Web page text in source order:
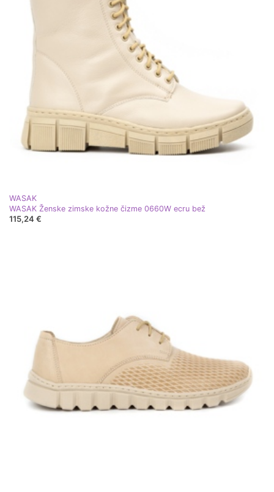
WASAK
WASAK Ženske zimske kožne čizme 0660W ecru bež
115,24 €